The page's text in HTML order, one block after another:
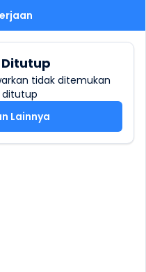
tidak ditemukan
Lainnya